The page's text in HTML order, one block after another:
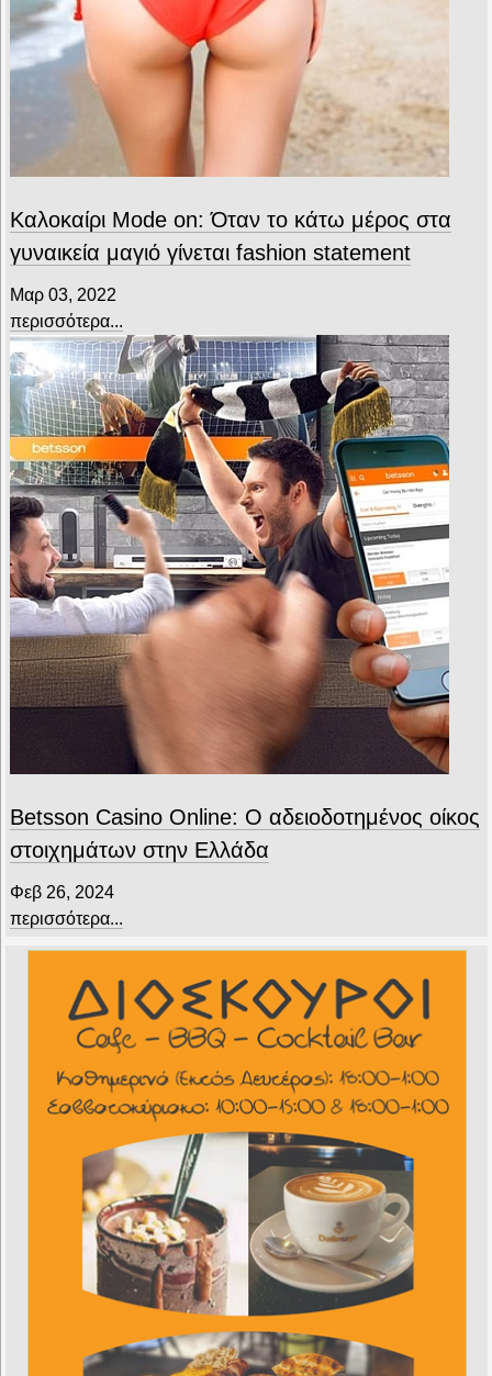
Καλοκαίρι Mode on: Όταν το κάτω μέρος στα
γυναικεία μαγιό γίνεται fashion statement
Μαρ 03, 2022
περισσότερα...
Betsson Casino Online: Ο αδειοδοτημένος οίκος
στοιχημάτων στην Ελλάδα
Φεβ 26, 2024
περισσότερα...